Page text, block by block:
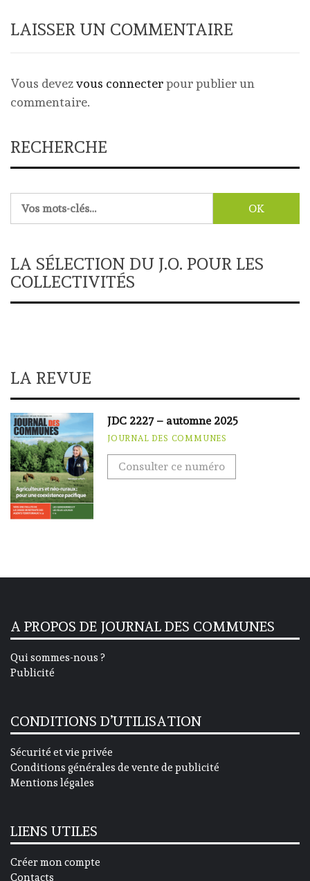
LAISSER UN COMMENTAIRE
Vous devezvous connecterpour publier un
commentaire.
RECHERCHE
LA SÉLECTION DU J.O. POUR LES
COLLECTIVITÉS
LA REVUE
JDC 2227 – automne 2025
JOURNAL DES COMMUNES
Consulter ce numéro
A PROPOS DE JOURNAL DES COMMUNES
Qui sommes-nous ?
Publicité
CONDITIONS D’UTILISATION
Sécurité et vie privée
Conditions générales de vente de publicité
Mentions légales
LIENS UTILES
Créer mon compte
Contacts